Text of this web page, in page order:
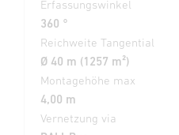
Erfassungswinkel
360 °
Reichweite Tangential
Ø 40 m (1257 m²)
Montagehöhe max
4,00 m
Vernetzung via